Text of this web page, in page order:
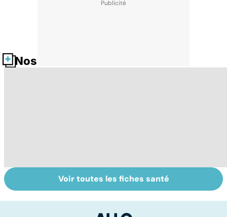
Nos fiches santé
Douleur : vers
une meilleure
Se débarrasser
de ses phobies
Voir toutes les fiches santé